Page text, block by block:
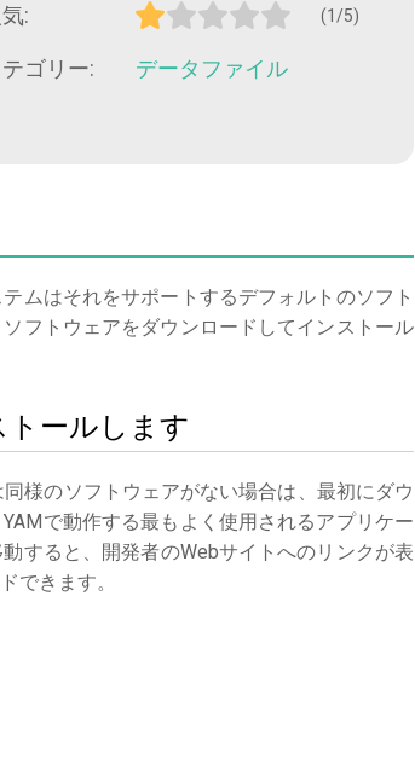
: (1/5)
ゴリー: データファイル
ムはそれをサポートするデフォルトのソフト
フトウェアをダウンロードしてインストール
ールします
様のソフトウェアがない場合は、最初にダウ
で動作する最もよく使用されるアプリケー
すると、開発者のWebサイトへのリンクが表
できます。